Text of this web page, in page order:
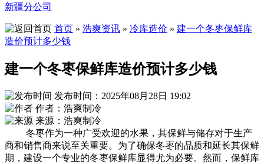
新疆分公司
首页 » 浩爽资讯 » 冷库造价 » 建一个冬枣保鲜库
造价预计多少钱
建一个冬枣保鲜库造价预计多少钱
发布时间：2025年08月28日 19:02
作者：浩爽制冷
来源：浩爽制冷
冬枣作为一种广受欢迎的水果，其保鲜与储存对于生产
商和销售商来说至关重要。为了确保冬枣的品质和延长其保鲜
期，建设一个专业的冬枣保鲜库显得尤为必要。然而，保鲜库